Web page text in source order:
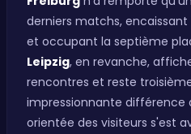
derniers matchs, encaissant
et occupant la septième
Leipzig, en revanche,
rencontres et reste
impressionnante différence
orientée des visiteurs s'est